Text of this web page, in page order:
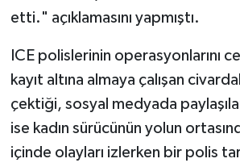
etti." açıklamasını yapmıştı.
ICE polislerinin operasyonlarını
kayıt altına almaya çalışan
çektiği, sosyal medyada
ise kadın sürücünün yolun
içinde olayları izlerken bir polis